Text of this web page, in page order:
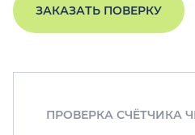
ЗАКАЗАТЬ ПОВЕРКУ
ПРОВЕРКА СЧЁТЧИКА